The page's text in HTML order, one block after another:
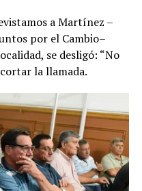
a Martínez –
por el Cambio–
se desligó: “No
la llamada.